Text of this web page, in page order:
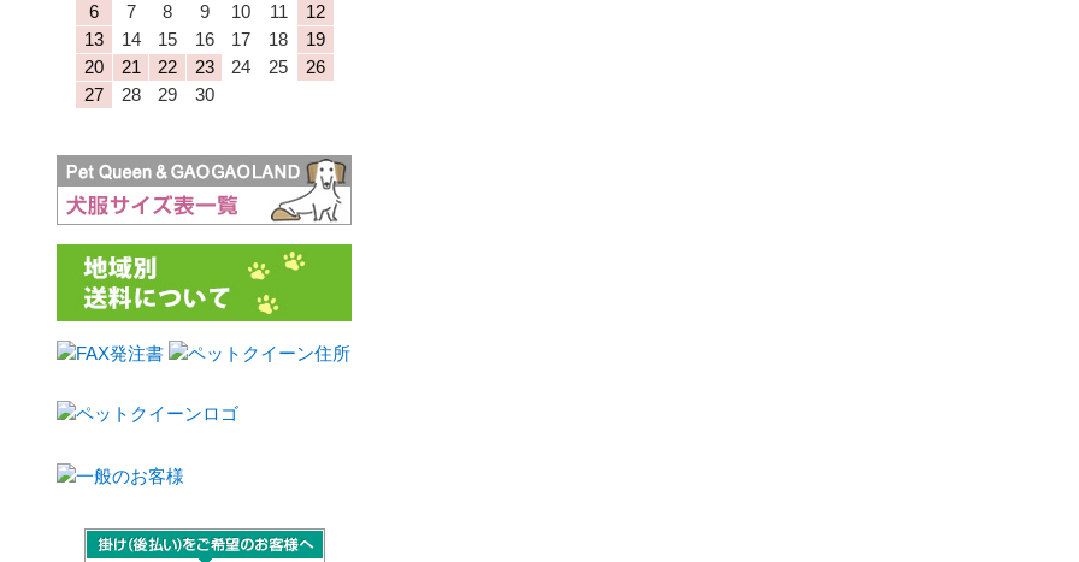
6
7 8 9 10 11
12
13
14 15 16 17 18
19
20
21 22 23 24 25
26
27
28 29 30